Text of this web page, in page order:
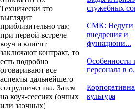
Технически это
выглядит
приблизительно так:
при первой встрече
коуч и клиент
заключают контракт, то
есть подробно
оговаривают все
аспекты дальнейшего
сотрудничества. Затем
на коуч-сессиях (очных
или заочных)
служебных
СМК: Недуги
внедрения и
функциони...
Особенности
персонала в
культура